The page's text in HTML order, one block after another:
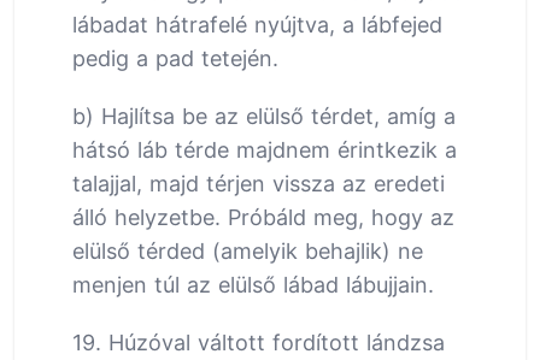
lábadat hátrafelé nyújtva, a lábfejed
pedig a pad tetején.
b) Hajlítsa be az elülső térdet, amíg a
hátsó láb térde majdnem érintkezik a
talajjal, majd térjen vissza az eredeti
álló helyzetbe. Próbáld meg, hogy az
elülső térded (amelyik behajlik) ne
menjen túl az elülső lábad lábujjain.
19. Húzóval váltott fordított lándzsa